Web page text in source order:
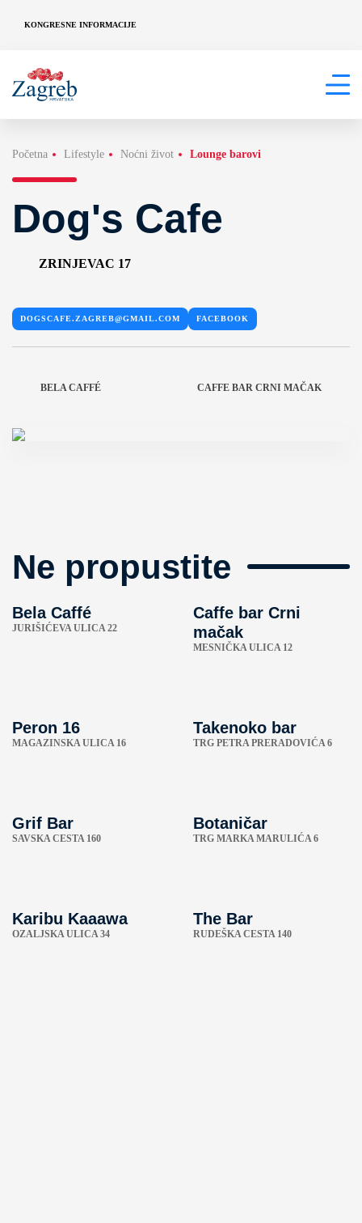
KONGRESNE INFORMACIJE
Početna Lifestyle Noćni život Lounge barovi
Dog's Cafe
ZRINJEVAC 17
DOGSCAFE.ZAGREB@GMAIL.COM FACEBOOK
BELA CAFFÉ CAFFE BAR CRNI MAČAK
Ne propustite
Bela Caffé
JURIŠIĆEVA ULICA 22
Caffe bar Crni
mačak
MESNIČKA ULICA 12
Peron 16
MAGAZINSKA ULICA 16
Takenoko bar
TRG PETRA PRERADOVIĆA 6
Grif Bar
SAVSKA CESTA 160
Botaničar
TRG MARKA MARULIĆA 6
Karibu Kaaawa
OZALJSKA ULICA 34
The Bar
RUDEŠKA CESTA 140